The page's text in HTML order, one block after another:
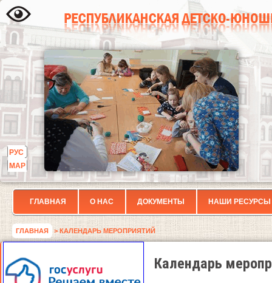
РУС
МАР
ГЛАВНАЯ О НАС ДОКУМЕНТЫ НАШИ РЕСУРСЫ
ГЛАВНАЯ > КАЛЕНДАРЬ МЕРОПРИЯТИЙ
Календарь